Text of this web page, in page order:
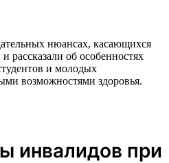
нюансах, касающихся
рассказали об особенностях
и молодых
возможностями здоровья.
инвалидов при